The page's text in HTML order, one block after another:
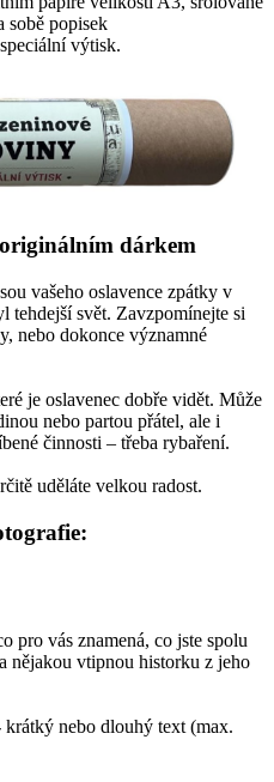
sobě popisek
výtisk.
dárkem
vašeho oslavence zpátky v
tehdejší svět. Zavzpomínejte si
nebo dokonce významné
je oslavenec dobře vidět. Může
nebo partou přátel, ale i
činnosti – třeba rybaření.
uděláte velkou radost.
pro vás znamená, co jste spolu
nějakou vtipnou historku z jeho
krátký nebo dlouhý text (max.